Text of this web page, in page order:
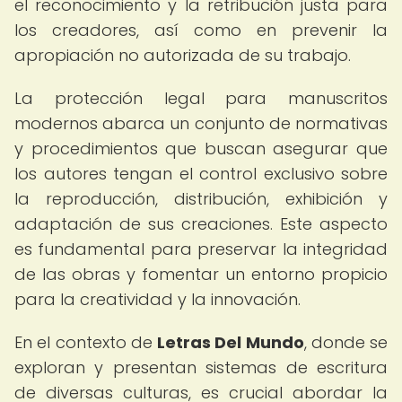
el reconocimiento y la retribución justa para
los creadores, así como en prevenir la
apropiación no autorizada de su trabajo.
La protección legal para manuscritos
modernos abarca un conjunto de normativas
y procedimientos que buscan asegurar que
los autores tengan el control exclusivo sobre
la reproducción, distribución, exhibición y
adaptación de sus creaciones. Este aspecto
es fundamental para preservar la integridad
de las obras y fomentar un entorno propicio
para la creatividad y la innovación.
En el contexto de Letras Del Mundo, donde se
exploran y presentan sistemas de escritura
de diversas culturas, es crucial abordar la